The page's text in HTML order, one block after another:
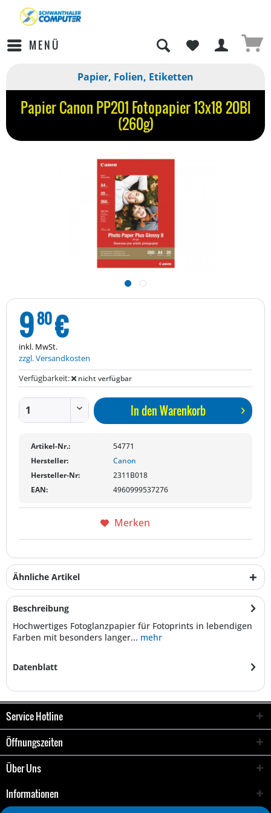
MENÜ
Papier, Folien, Etiketten
Papier Canon PP201 Fotopapier 13x18 20Bl
(260g)
980€
inkl. MwSt.
zzgl. Versandkosten
Verfügbarkeit:
nicht verfügbar
In denWarenkorb
Artikel-Nr.:
54771
Hersteller:
Canon
Hersteller-Nr:
2311B018
EAN:
4960999537276
Merken
Ähnliche Artikel
Beschreibung
Hochwertiges Fotoglanzpapier für Fotoprints in lebendigen
Farben mit besonders langer... mehr
Datenblatt
Service Hotline
Öffnungszeiten
Über Uns
Informationen